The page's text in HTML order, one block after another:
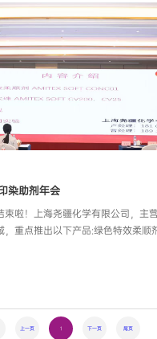
染助剂年会
束啦！上海尧疆化学有限公司，主
，重点推出以下产品:绿色特效柔顺
，同时具有抗静电效果。代理世索
上一页 1 下一页 尾页